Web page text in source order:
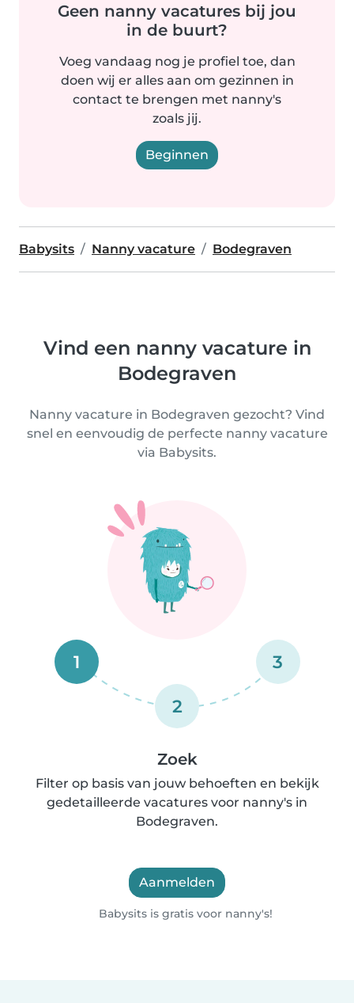
Geen nanny vacatures bij jou
in de buurt?
Voeg vandaag nog je profiel toe, dan
doen wij er alles aan om gezinnen in
contact te brengen met nanny's
zoals jij.
Beginnen
Babysits Nanny vacature Bodegraven
Vind een nanny vacature in
Bodegraven
Nanny vacature in Bodegraven gezocht? Vind
snel en eenvoudig de perfecte nanny vacature
via Babysits.
1
2
3
Zoek
Filter op basis van jouw behoeften en bekijk
gedetailleerde vacatures voor nanny's in
Bodegraven.
Aanmelden
Babysits is gratis voor nanny's!